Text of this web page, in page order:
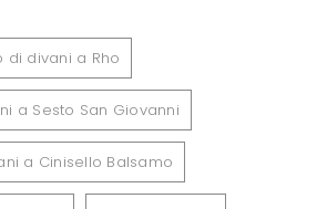
di divani a Rho
a Sesto San Giovanni
a Cinisello Balsamo